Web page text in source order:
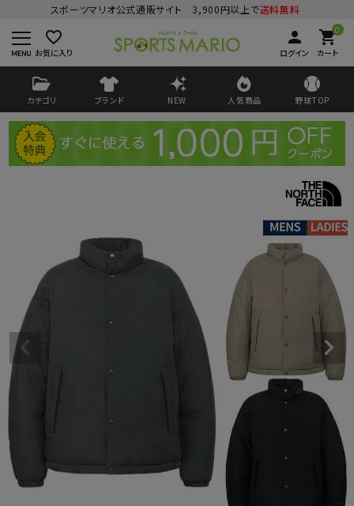
スポーツマリオ公式通販サイト 3,900円以上で送料無料
favorite_border
お気に入り
person
ログイン
0
shopping_cart
カート
カテゴリ ブランド NEW 人気商品 野球TOP
検索
商品が見つからない方はこちら